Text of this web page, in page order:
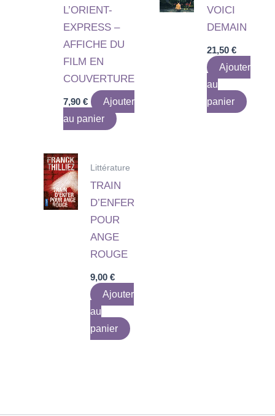
L’ORIENT-
EXPRESS –
AFFICHE DU
FILM EN
COUVERTURE
7,90€
Ajouter
au panier
VOICI
DEMAIN
21,50 €
Ajouter
au
panier
Littérature
TRAIN
D’ENFER
POUR
ANGE
ROUGE
9,00€
Ajouter
au
panier